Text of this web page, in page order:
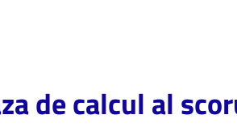
de calcul al